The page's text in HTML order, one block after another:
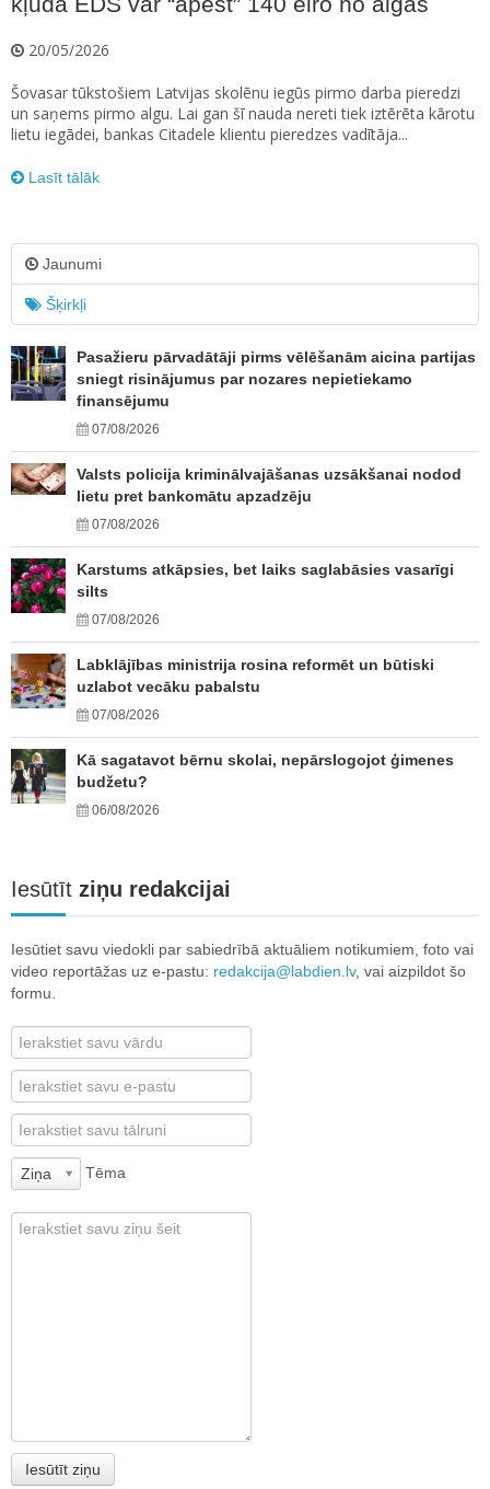
20/05/2026
Šovasar tūkstošiem Latvijas skolēnu iegūs pirmo darba pieredzi
un saņems pirmo algu. Lai gan šī nauda nereti tiek iztērēta kārotu
lietu iegādei, bankas Citadele klientu pieredzes vadītāja...
Lasīt tālāk
Jaunumi
Šķirkļi
Pasažieru pārvadātāji pirms vēlēšanām aicina partijas
sniegt risinājumus par nozares nepietiekamo
finansējumu
07/08/2026
Valsts policija kriminālvajāšanas uzsākšanai nodod
lietu pret bankomātu apzadzēju
07/08/2026
Karstums atkāpsies, bet laiks saglabāsies vasarīgi
silts
07/08/2026
Labklājības ministrija rosina reformēt un būtiski
uzlabot vecāku pabalstu
07/08/2026
Kā sagatavot bērnu skolai, nepārslogojot ģimenes
budžetu?
06/08/2026
Iesūtīt ziņu redakcijai
Iesūtiet savu viedokli par sabiedrībā aktuāliem notikumiem, foto vai
video reportāžas uz e-pastu: redakcija@labdien.lv, vai aizpildot šo
formu.
Ziņa Tēma